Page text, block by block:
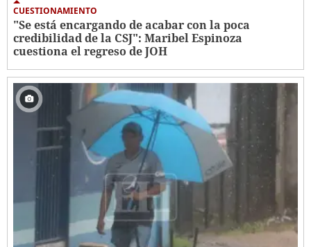
CUESTIONAMIENTO
"Se está encargando de acabar con la poca
credibilidad de la CSJ": Maribel Espinoza
cuestiona el regreso de JOH